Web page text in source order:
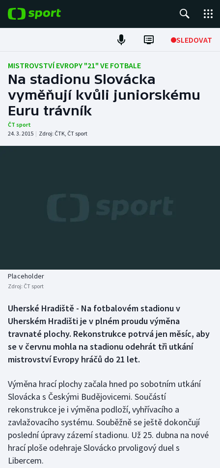
SLEDOVAT
Fotbal
Hokej
Tenis
Atletika
Biatlon
Box
Curling
Florbal
Futsal
Golf
Gymnastika
Aplikace ČT sport
MISTROVSTVÍ EVROPY "21" VE FOTBALE
Na stadionu Slovácka
vyměňují kvůli juniorskému
Euru trávník
ČT sport
24. 3. 2015 | Zdroj: ČTK, ČT sport
Placeholder
Zdroj: ČT sport
Uherské Hradiště - Na fotbalovém stadionu v
Uherském Hradišti je v plném proudu výměna
travnaté plochy. Rekonstrukce potrvá jen měsíc, aby
se v červnu mohla na stadionu odehrát tři utkání
mistrovství Evropy hráčů do 21 let.
Výměna hrací plochy začala hned po sobotním utkání
Slovácka s Českými Budějovicemi. Součástí
rekonstrukce je i výměna podloží, vyhřívacího a
zavlažovacího systému. Souběžně se ještě dokončují
poslední úpravy zázemí stadionu. Už 25. dubna na nové
hrací ploše odehraje Slovácko prvoligový duel s
Libercem.